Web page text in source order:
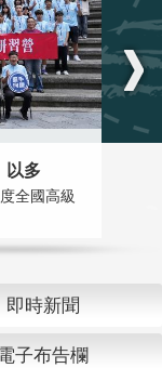
以多
全國高級
即時新聞
子布告欄